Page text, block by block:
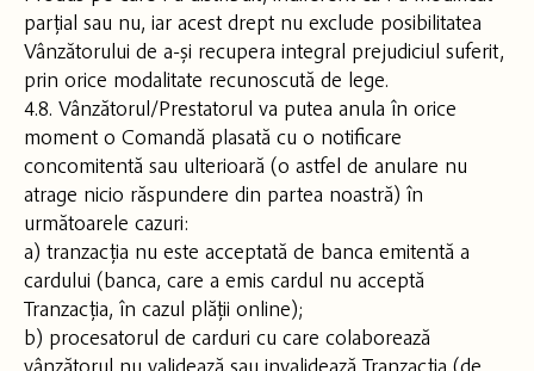
parțial sau nu, iar acest drept nu exclude posibilitatea
Vânzătorului de a-și recupera integral prejudiciul suferit,
prin orice modalitate recunoscută de lege.
4.8. Vânzătorul/Prestatorul va putea anula în orice
moment o Comandă plasată cu o notificare
concomitentă sau ulterioară (o astfel de anulare nu
atrage nicio răspundere din partea noastră) în
următoarele cazuri:
a) tranzacția nu este acceptată de banca emitentă a
cardului (banca, care a emis cardul nu acceptă
Tranzacția, în cazul plății online);
b) procesatorul de carduri cu care colaborează